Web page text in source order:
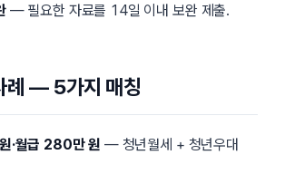
— 필요한 자료를 14일 이내 보완 제출.
례 — 5가지 매칭
·월급 280만 원 — 청년월세 + 청년우대